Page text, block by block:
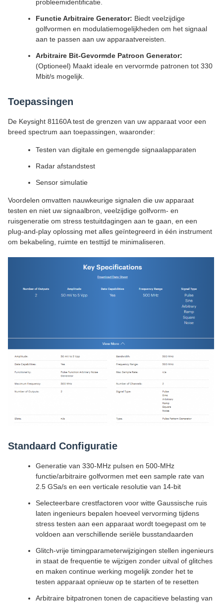
probleemidentificatie.
Functie Arbitraire Generator: Biedt veelzijdige
golfvormen en modulatiemogelijkheden om het signaal
aan te passen aan uw apparaatvereisten.
Arbitraire Bit-Gevormde Patroon Generator:
(Optioneel) Maakt ideale en vervormde patronen tot 330
Mbit/s mogelijk.
Toepassingen
De Keysight 81160A test de grenzen van uw apparaat voor een
breed spectrum aan toepassingen, waaronder:
Testen van digitale en gemengde signaalapparaten
Radar afstandstest
Sensor simulatie
Voordelen omvatten nauwkeurige signalen die uw apparaat
testen en niet uw signaalbron, veelzijdige golfvorm- en
ruisgeneratie om stress testuitdagingen aan te gaan, en een
plug-and-play oplossing met alles geïntegreerd in één instrument
om bekabeling, ruimte en testtijd te minimaliseren.
Standaard Configuratie
Generatie van 330-MHz pulsen en 500-MHz
functie/arbitraire golfvormen met een sample rate van
2.5 GSa/s en een verticale resolutie van 14-bit
Selecteerbare crestfactoren voor witte Gaussische ruis
laten ingenieurs bepalen hoeveel vervorming tijdens
stress testen aan een apparaat wordt toegepast om te
voldoen aan verschillende seriële busstandaarden
Glitch-vrije timingparameterwijzigingen stellen ingenieurs
in staat de frequentie te wijzigen zonder uitval of glitches
en maken continue werking mogelijk zonder het te
testen apparaat opnieuw op te starten of te resetten
Arbitraire bitpatronen tonen de capacitieve belasting van